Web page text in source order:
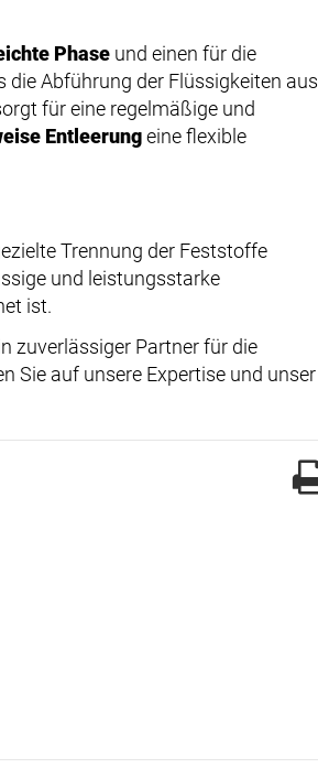
Phase und einen für die
die Abführung der Flüssigkeiten aus
für eine regelmäßige und
Entleerungeine flexible
Trennung der Feststoffe
und leistungsstarke
ist.
zuverlässiger Partner für die
Sie auf unsere Expertise und unser